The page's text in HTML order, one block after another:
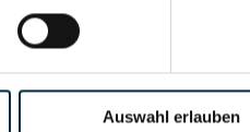
Auswahl erlauben